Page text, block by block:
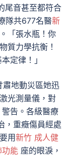
尾音甚至都符合
隊共677名醫新
「張水瓶！你
質力學抗衡！
定律！」
地動災區她迅
光測量儀，對
警告。各級醫療
，重癥傷員經處
用新竹 成人健
能 座的眼淚，